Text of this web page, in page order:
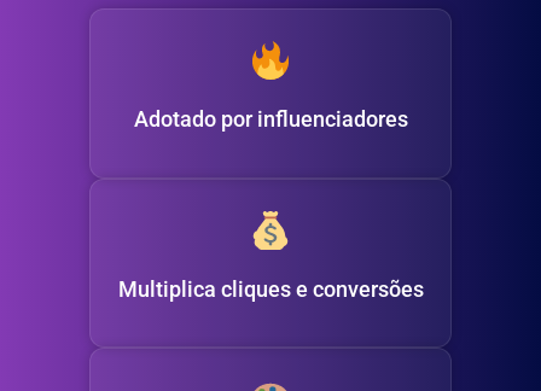
Adotado por influenciadores
Multiplica cliques e conversões